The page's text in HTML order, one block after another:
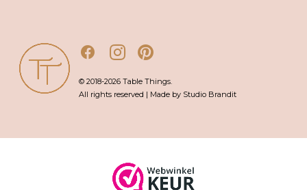
© 2018-2026 Table Things.
All rights reserved | Made by Studio Brandit